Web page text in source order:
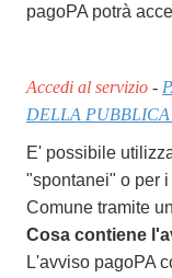
pagoPA potrà
Accedi al servizio -
DELLA
E' possibile
"spontanei" o per
Comune tramite
Cosa contiene
L'avviso pagoPA